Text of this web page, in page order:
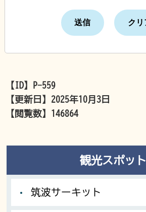
【ID】
P-559
【更新日】 2025年10月3日
【閲覧数】 146864
観光スポット
筑波サーキット